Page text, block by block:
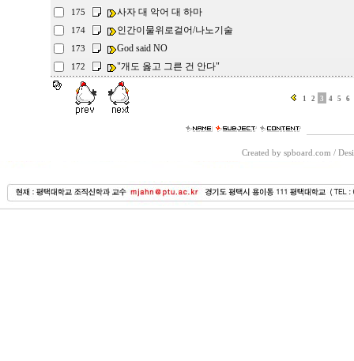
175 사자 대 악어 대 하마
174 인간이물위로걸어/나노기술
173 God said NO
172 "개도 옳고 그른 건 안다"
1 2 3 4 5 6
Created by spboard.com /